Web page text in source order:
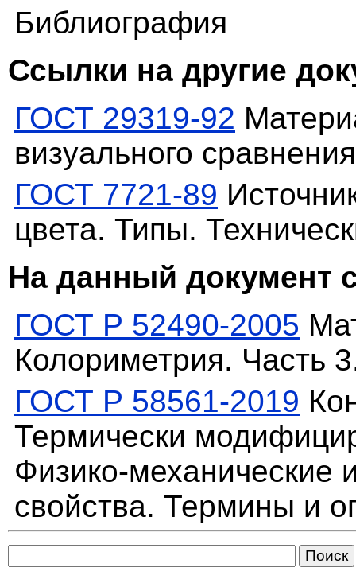
Библиография
Ссылки на другие
ГОСТ 29319-92
визуального
ГОСТ 7721-89
цвета. Типы.
На данный документ
ГОСТ Р 52490-2005
Колориметрия. Часть
ГОСТ Р 58561-2019
Термически
Физико-механические
свойства. Термины и